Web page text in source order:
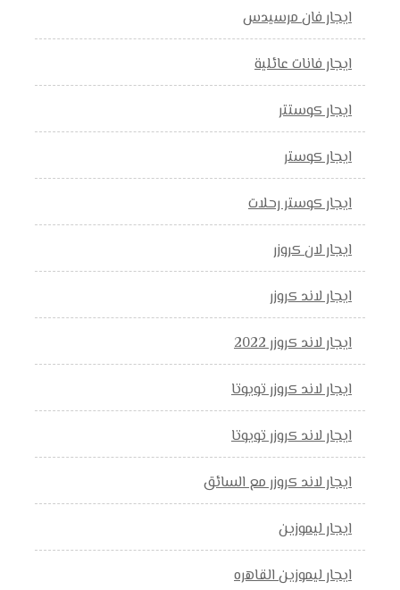
ايجار فان مرسيدس
ايجار فانات عائلية
ايجار كوستتر
ايجار كوستر
ايجار كوستر رحلات
ايجار لان كروزر
ايجار لاند كروزر
ايجار لاند كروزر 2022
ايجار لاند كروزر تويوتا
ايجار لاند كروزر تويوتا
ايجار لاند كروزر مع السائق
ايجار ليموزين
ايجار ليموزين القاهره